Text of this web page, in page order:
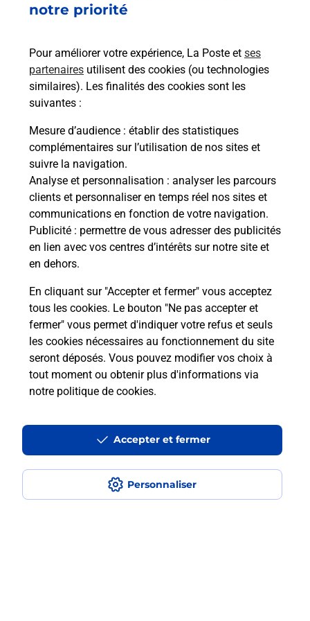
notre priorité
Pour améliorer votre expérience, La Poste et ses
partenaires utilisent des cookies (ou technologies
similaires). Les finalités des cookies sont les
suivantes :
Mesure d’audience : établir des statistiques
complémentaires sur l’utilisation de nos sites et
suivre la navigation.
Analyse et personnalisation : analyser les parcours
clients et personnaliser en temps réel nos sites et
communications en fonction de votre navigation.
Publicité : permettre de vous adresser des publicités
en lien avec vos centres d’intérêts sur notre site et
en dehors.
En cliquant sur "Accepter et fermer" vous acceptez
tous les cookies. Le bouton "Ne pas accepter et
fermer" vous permet d'indiquer votre refus et seuls
les cookies nécessaires au fonctionnement du site
seront déposés. Vous pouvez modifier vos choix à
tout moment ou obtenir plus d'informations via
notre politique de cookies.
Personnaliser
Accepter et fermer
Acheter un iPhone neuf ou reconditionné
Vous recherchez un smartphone pas cher proche
de chez vous ? Découvrez notre offre de
téléphones iPhone Apple dans vos bureaux de
Poste à CARAMAN (31460) !
En savoir plus
Questions fréquemment posées
Comment retourner un colis acheté
en ligne depuis votre boîte aux lettres
Comment envoyer un colis ou faire un
retour chez un e-commerçant sans se
déplacer ?
Envoyer un petit colis au meilleur